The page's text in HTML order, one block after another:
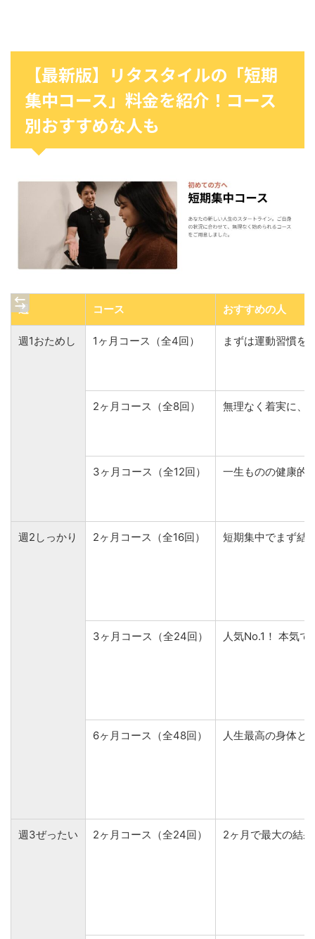
【最新版】リタスタイルの「短期
集中コース」料金を紹介！コース
別おすすめな人も
週 コース おすすめの人
週1おためし 1ヶ月コース（全4回） まずは運動習慣を
2ヶ月コース（全8回） 無理なく着実に、
3ヶ月コース（全12回） 一生ものの健康的
週2しっかり 2ヶ月コース（全16回） 短期集中でまず結
3ヶ月コース（全24回） 人気No.1！ 本気
6ヶ月コース（全48回） 人生最高の身体と
週3ぜったい 2ヶ月コース（全24回） 2ヶ月で最大の結